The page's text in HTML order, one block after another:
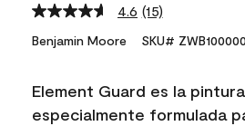
4.6 Read
Reviews.
link.
(15)
Benjamin Moore SKU#
Element Guard es la
especialmente formulada